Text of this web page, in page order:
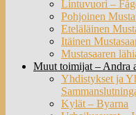
Lintuvuori –
Pohjoinen
Eteläläinen
Itäinen
Mustasaaren
Muut toimijat – Andra
Yhdistykset ja
Kylät – Byarna